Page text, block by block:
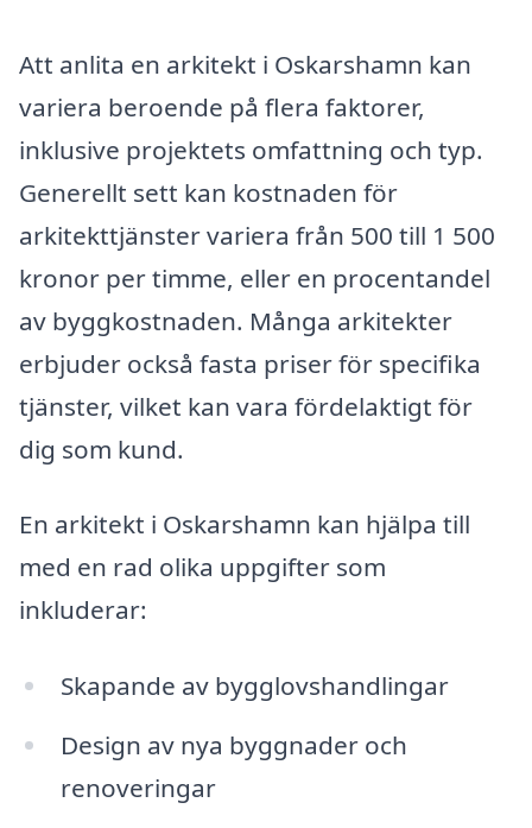
Att anlita en arkitekt i Oskarshamn kan
variera beroende på flera faktorer,
inklusive projektets omfattning och typ.
Generellt sett kan kostnaden för
arkitekttjänster variera från 500 till 1 500
kronor per timme, eller en procentandel
av byggkostnaden. Många arkitekter
erbjuder också fasta priser för specifika
tjänster, vilket kan vara fördelaktigt för
dig som kund.
En arkitekt i Oskarshamn kan hjälpa till
med en rad olika uppgifter som
inkluderar:
Skapande av bygglovshandlingar
Design av nya byggnader och
renoveringar